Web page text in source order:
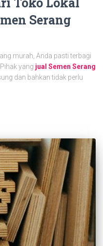
Serang
murah, Anda pasti terbagi
yang jual Semen Serang
dan bahkan tidak perlu